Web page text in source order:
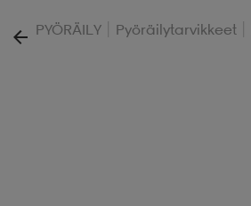
PYÖRÄILY | Pyöräilytarvikkeet |